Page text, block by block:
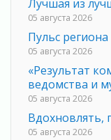
Лучшая из
05 августа 2026
Пульс региона
05 августа 2026
«Результат
ведомства и
05 августа 2026
Вдохновлять,
05 августа 2026